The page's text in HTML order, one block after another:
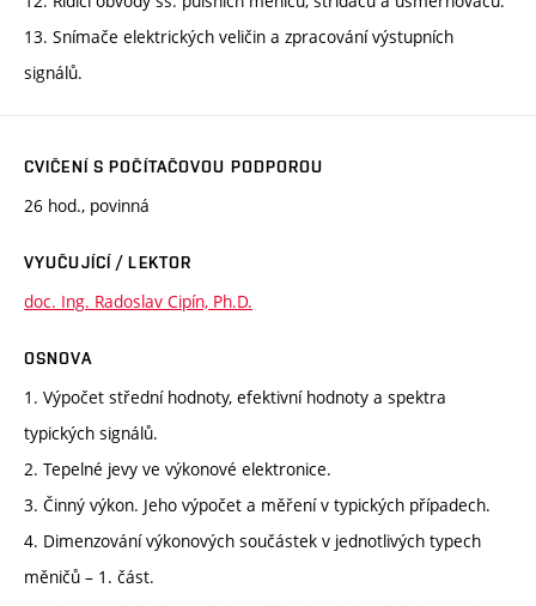
13. Snímače elektrických veličin a zpracování výstupních
signálů.
CVIČENÍ S POČÍTAČOVOU PODPOROU
26 hod., povinná
VYUČUJÍCÍ / LEKTOR
doc. Ing. Radoslav Cipín, Ph.D.
OSNOVA
1. Výpočet střední hodnoty, efektivní hodnoty a spektra
typických signálů.
2. Tepelné jevy ve výkonové elektronice.
3. Činný výkon. Jeho výpočet a měření v typických případech.
4. Dimenzování výkonových součástek v jednotlivých typech
měničů – 1. část.